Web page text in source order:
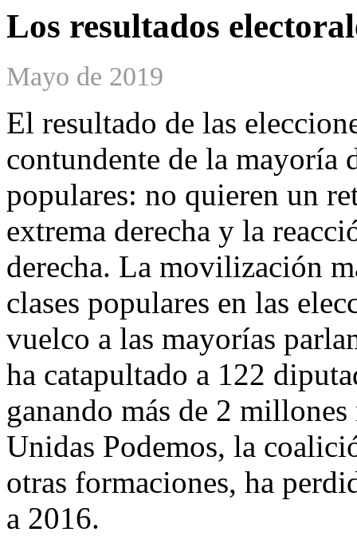
Los resultados
Mayo de 2019
El resultado de las
contundente de la mayoría
populares: no quieren un
extrema derecha y la
derecha. La movilización
clases populares en las
vuelco a las mayorías
ha catapultado a 122
ganando más de 2
Unidas Podemos, la
otras formaciones, ha
a 2016.